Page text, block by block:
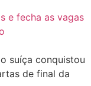
suíça conquistou
de final da